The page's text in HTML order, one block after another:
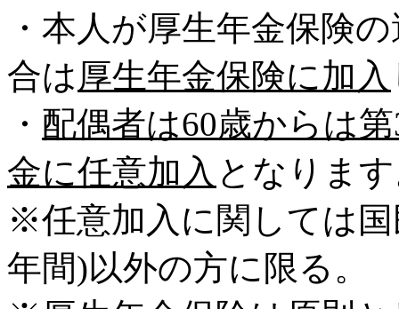
・本人が厚生年金保険
合は厚生年金保険に加入
・ 配偶者は60歳からは
金に任意加入 となりま
※任意加入に関しては
年間)以外の方に限る。